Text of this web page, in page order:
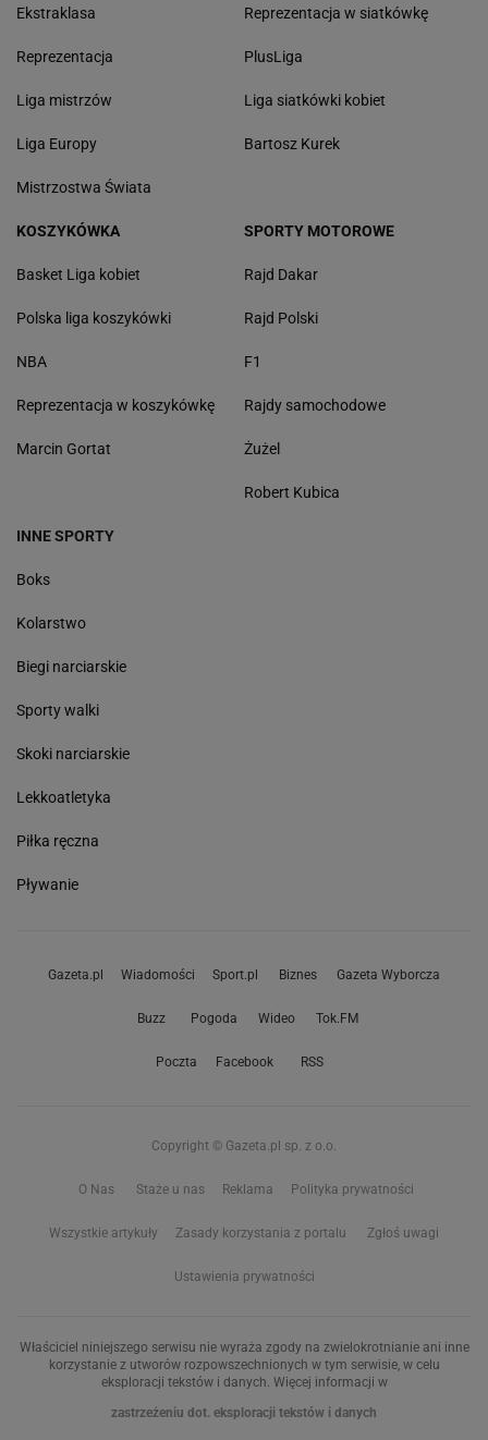
Ekstraklasa
Reprezentacja
Liga mistrzów
Liga Europy
Mistrzostwa Świata
Reprezentacja w siatkówkę
PlusLiga
Liga siatkówki kobiet
Bartosz Kurek
KOSZYKÓWKA
Basket Liga kobiet
Polska liga koszykówki
NBA
Reprezentacja w koszykówkę
Marcin Gortat
SPORTY MOTOROWE
Rajd Dakar
Rajd Polski
F1
Rajdy samochodowe
Żużel
Robert Kubica
INNE SPORTY
Boks
Kolarstwo
Biegi narciarskie
Sporty walki
Skoki narciarskie
Lekkoatletyka
Piłka ręczna
Pływanie
Gazeta.pl Wiadomości Sport.pl Biznes Gazeta Wyborcza
Buzz Pogoda Wideo Tok.FM
Poczta Facebook RSS
Copyright © Gazeta.pl sp. z o.o.
O Nas Staże u nas Reklama Polityka prywatności
Wszystkie artykuły Zasady korzystania z portalu Zgłoś uwagi
Ustawienia prywatności
Właściciel niniejszego serwisu nie wyraża zgody na zwielokrotnianie ani inne
korzystanie z utworów rozpowszechnionych w tym serwisie, w celu
eksploracji tekstów i danych. Więcej informacji w
zastrzeżeniu dot. eksploracji tekstów i danych